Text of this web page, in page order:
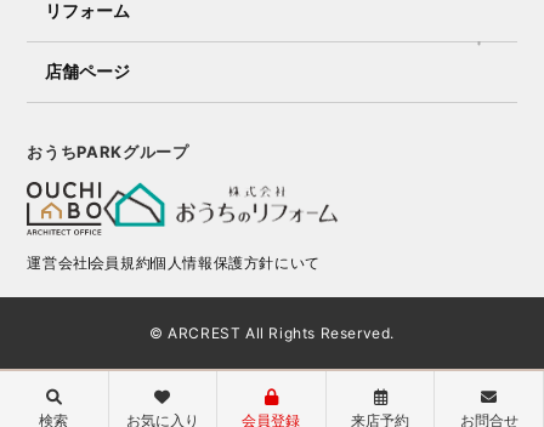
リフォーム
店舗ページ
おうちPARKグループ
運営会社会員規約個人情報保護方針にいて
© ARCREST All Rights Reserved.
検索 お気に入り 会員登録 来店予約 お問合せ